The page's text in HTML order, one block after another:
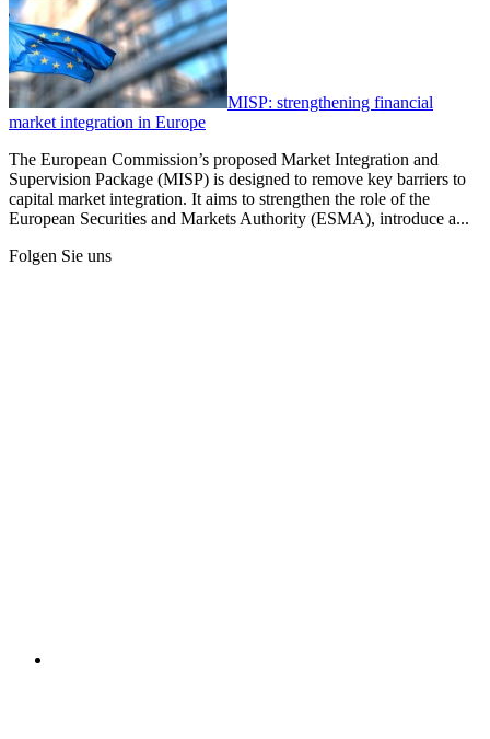
MISP: strengthening financial
market integration in Europe
The European Commission’s proposed Market Integration and
Supervision Package (MISP) is designed to remove key barriers to
capital market integration. It aims to strengthen the role of the
European Securities and Markets Authority (ESMA), introduce a...
Folgen Sie uns